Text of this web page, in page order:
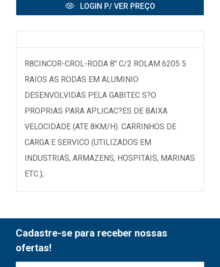
LOGIN P/ VER PREÇO
R8CINCOR-CROL-RODA 8" C/2 ROLAM 6205 5
RAIOS AS RODAS EM ALUMINIO
DESENVOLVIDAS PELA GABITEC S?O
PROPRIAS PARA APLICAC?ES DE BAIXA
VELOCIDADE (ATE 8KM/H). CARRINHOS DE
CARGA E SERVICO (UTILIZADOS EM
INDUSTRIAS, ARMAZENS, HOSPITAIS, MARINAS
ETC.);
Cadastre-se para receber nossas
ofertas!